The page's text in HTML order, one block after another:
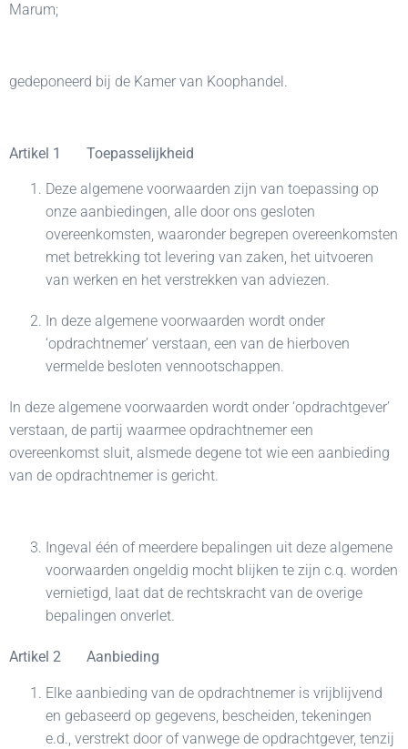
Marum;
gedeponeerd bij de Kamer van Koophandel.
Artikel 1 Toepasselijkheid
Deze algemene voorwaarden zijn van toepassing op
onze aanbiedingen, alle door ons gesloten
overeenkomsten, waaronder begrepen overeenkomsten
met betrekking tot levering van zaken, het uitvoeren
van werken en het verstrekken van adviezen.
In deze algemene voorwaarden wordt onder
‘opdrachtnemer’ verstaan, een van de hierboven
vermelde besloten vennootschappen.
In deze algemene voorwaarden wordt onder ‘opdrachtgever’
verstaan, de partij waarmee opdrachtnemer een
overeenkomst sluit, alsmede degene tot wie een aanbieding
van de opdrachtnemer is gericht.
Ingeval één of meerdere bepalingen uit deze algemene
voorwaarden ongeldig mocht blijken te zijn c.q. worden
vernietigd, laat dat de rechtskracht van de overige
bepalingen onverlet.
Artikel 2 Aanbieding
Elke aanbieding van de opdrachtnemer is vrijblijvend
en gebaseerd op gegevens, bescheiden, tekeningen
e.d., verstrekt door of vanwege de opdrachtgever, tenzij